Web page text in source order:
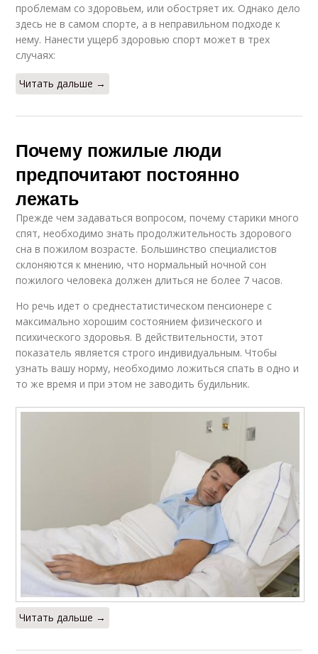
проблемам со здоровьем, или обостряет их. Однако дело
здесь не в самом спорте, а в неправильном подходе к
нему. Нанести ущерб здоровью спорт может в трех
случаях:
Читать дальше →
Почему пожилые люди
предпочитают постоянно
лежать
Прежде чем задаваться вопросом, почему старики много
спят, необходимо знать продолжительность здорового
сна в пожилом возрасте. Большинство специалистов
склоняются к мнению, что нормальный ночной сон
пожилого человека должен длиться не более 7 часов.
Но речь идет о среднестатистическом пенсионере с
максимально хорошим состоянием физического и
психического здоровья. В действительности, этот
показатель является строго индивидуальным. Чтобы
узнать вашу норму, необходимо ложиться спать в одно и
то же время и при этом не заводить будильник.
Читать дальше →